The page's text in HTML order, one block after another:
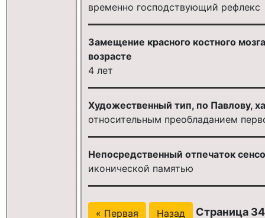
временно господствующий рефлекс
Замещение красного костного
возрасте
4 лет
Художественный тип, по Павлову,
относительным преобладанием
Непосредственный отпечаток
иконической памятью
« Первая Назад Страница